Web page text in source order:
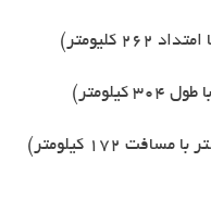
کلیومتر)
172 کیلومتر)